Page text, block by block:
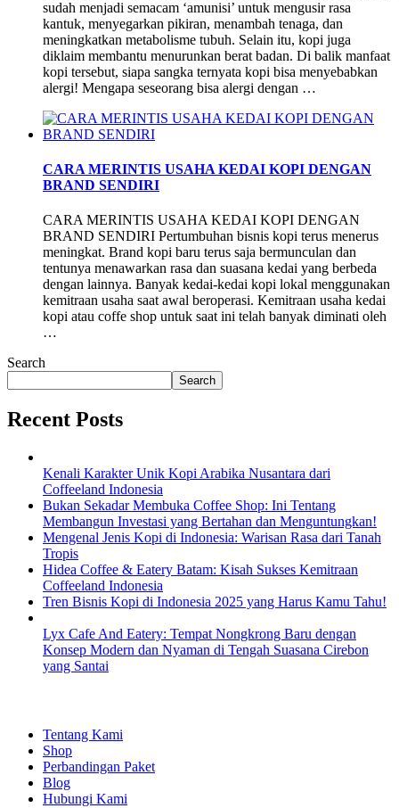
sudah menjadi semacam ‘amunisi’ untuk mengusir rasa
kantuk, menyegarkan pikiran, menambah tenaga, dan
meningkatkan metabolisme tubuh. Selain itu, kopi juga
diklaim membantu menurunkan berat badan. Di balik manfaat
kopi tersebut, siapa sangka ternyata kopi bisa menyebabkan
alergi! Mengapa seseorang bisa alergi dengan …
CARA MERINTIS USAHA KEDAI KOPI DENGAN
BRAND SENDIRI
CARA MERINTIS USAHA KEDAI KOPI DENGAN
BRAND SENDIRI Pertumbuhan bisnis kopi terus menerus
meningkat. Brand kopi baru terus saja bermunculan dan
tentunya menawarkan rasa dan suasana kedai yang berbeda
dengan lainnya. Banyak kedai-kedai kopi lokal menggunakan
kemitraan usaha saat awal beroperasi. Kemitraan usaha kedai
kopi atau coffe shop untuk saat ini telah banyak diminati oleh
…
Search
Search
Recent Posts
Kenali Karakter Unik Kopi Arabika Nusantara dari
Coffeeland Indonesia
Bukan Sekadar Membuka Coffee Shop: Ini Tentang
Membangun Investasi yang Bertahan dan Menguntungkan!
Mengenal Jenis Kopi di Indonesia: Warisan Rasa dari Tanah
Tropis
Hidea Coffee & Eatery Batam: Kisah Sukses Kemitraan
Coffeeland Indonesia
Tren Bisnis Kopi di Indonesia 2025 yang Harus Kamu Tahu!
Lyx Cafe And Eatery: Tempat Nongkrong Baru dengan
Konsep Modern dan Nyaman di Tengah Suasana Cirebon
yang Santai
Tentang Kami
Shop
Perbandingan Paket
Blog
Hubungi Kami